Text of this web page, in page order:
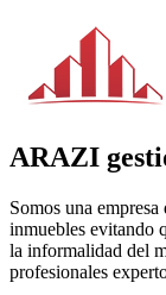
ARAZI
Somos una
inmuebles evitando
la informalidad del
profesionales